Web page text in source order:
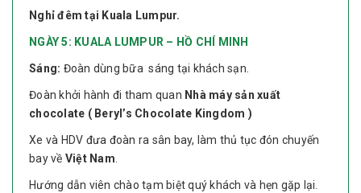
Nghỉ đêm tại Kuala Lumpur.
NGÀY 5: KUALA LUMPUR – HỒ CHÍ MINH​
Sáng: Đoàn dùng bữa sáng tại khách sạn.
Đoàn khởi hành đi tham quan Nhà máy sản xuất
chocolate ( Beryl’s Chocolate Kingdom )
Xe và HDV đưa đoàn ra sân bay, làm thủ tục đón chuyến
bay về Việt Nam
Hướng dẫn viên chào tạm biệt quý khách và hẹn gặp lại.